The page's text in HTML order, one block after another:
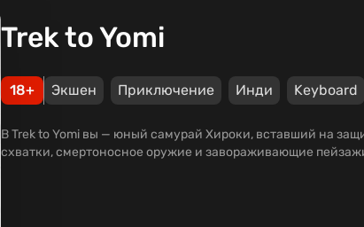
Trek to Yomi
18+ Экшен Приключение Инди Keyboard
В Trek to Yomi вы — юный самурай Хироки, вставший на
схватки, смертоносное оружие и завораживающие